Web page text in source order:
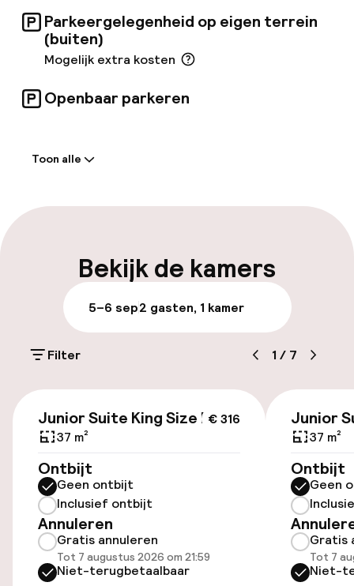
Parkeergelegenheid op eigen terrein
(buiten)
Mogelijk extra kosten
Openbaar parkeren
Parkeergelegenheid op eigen terrein
(buiten)
Mogelijk extra kosten
Openbaar parkeren
locatie
Fietsenstalling
Toegankelijkheid
Overal rolstoeltoegankelijk
Kamers
Toon alle
Bekijk de kamers
5–6 sep2 gasten, 1 kamer
Filter 1 / 7
€ 316
Junior Suite King Size Bed
37 m²
Ontbijt
Geen ontbijt
Inclusief ontbijt
Annuleren
Gratis annuleren
Tot 7 augustus 2026 om 21:59
Niet-terugbetaalbaar
Junior
37 m²
Ontbijt
Geen
Gratis
Tot 7
Niet-